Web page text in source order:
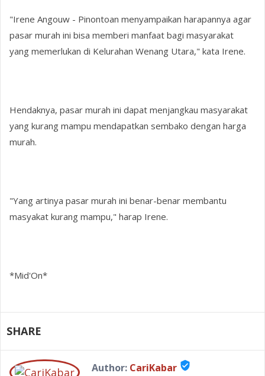
"Irene Angouw - Pinontoan menyampaikan harapannya agar
pasar murah ini bisa memberi manfaat bagi masyarakat
yang memerlukan di Kelurahan Wenang Utara," kata Irene.
Hendaknya, pasar murah ini dapat menjangkau masyarakat
yang kurang mampu mendapatkan sembako dengan harga
murah.
"Yang artinya pasar murah ini benar-benar membantu
masyakat kurang mampu," harap Irene.
*Mid'On*
SHARE
Author: CariKabar verified_user